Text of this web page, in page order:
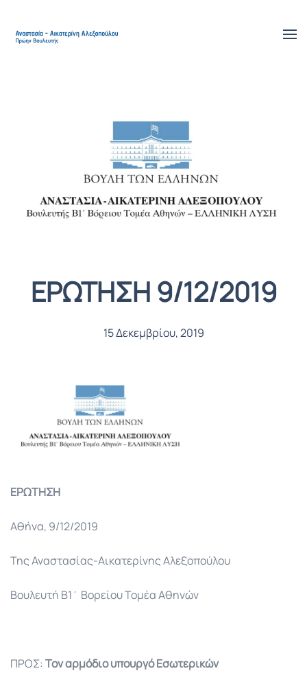
Skip to main content
ΕΡΩΤΗΣΗ 9/12/2019
15 Δεκεμβρίου, 2019
ΕΡΩΤΗΣΗ
Αθήνα, 9/12/2019
Της Αναστασίας-Αικατερίνης Αλεξοπούλου
Βουλευτή Β1΄ Βορείου Τομέα Αθηνών
ΠΡΟΣ: Τον αρμόδιο υπουργό Εσωτερικών